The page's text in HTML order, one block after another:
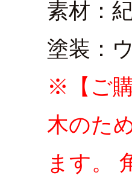
素材：
塗装：
※【ご
木のた
ます。